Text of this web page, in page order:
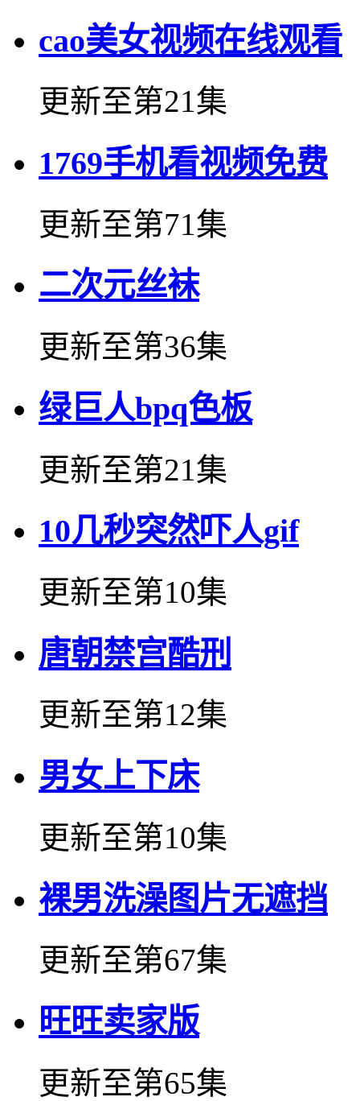
cao美女视频在线观看
更新至第21集
1769手机看视频免费
更新至第71集
二次元丝袜
更新至第36集
绿巨人bpq色板
更新至第21集
10几秒突然吓人gif
更新至第10集
唐朝禁宫酷刑
更新至第12集
男女上下床
更新至第10集
裸男洗澡图片无遮挡
更新至第67集
旺旺卖家版
更新至第65集